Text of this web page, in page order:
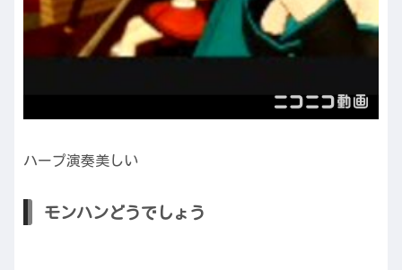
ハープ演奏美しい
モンハンどうでしょう